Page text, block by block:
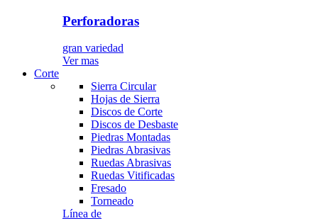
Perforadoras
gran variedad
Ver mas
Corte
Sierra Circular
Hojas de Sierra
Discos de Corte
Discos de Desbaste
Piedras Montadas
Piedras Abrasivas
Ruedas Abrasivas
Ruedas Vitificadas
Fresado
Torneado
Línea de